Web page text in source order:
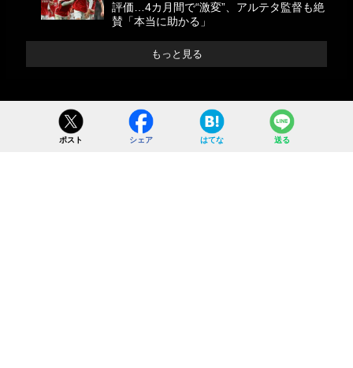
評価…4カ月間で“激変”、アルテタ監督も絶
賛「本当に助かる」
もっと見る
ポスト シェア はてな 送る